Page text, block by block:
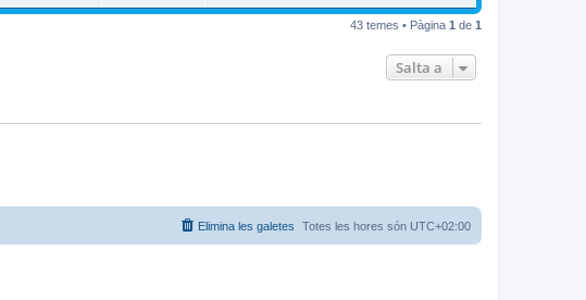
43 temes • Pàgina 1 de 1
Salta a
Totes les hores són UTC+02:00
Elimina les galetes